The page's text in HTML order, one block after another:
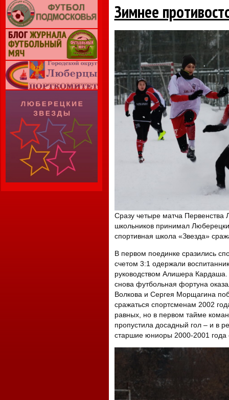
Зимнее
Сразу четыре матча Первенства
школьников принимал
спортивная школа «Звезда»
В первом поединке сразились
счетом 3:1 одержали
руководством Алишера
снова футбольная фортуна
Волкова и Сергея Морщагина
сражаться спортсменам 2002
равных, но в первом тайме
пропустила досадный гол – и в
старшие юниоры 2000-2001 года